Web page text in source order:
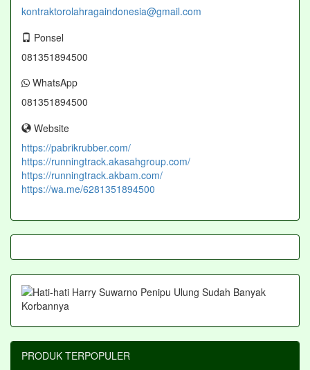
kontraktorolahragaindonesia@gmail.com
Ponsel
081351894500
WhatsApp
081351894500
Website
https://pabrikrubber.com/
https://runningtrack.akasahgroup.com/
https://runningtrack.akbam.com/
https://wa.me/6281351894500
PRODUK TERPOPULER